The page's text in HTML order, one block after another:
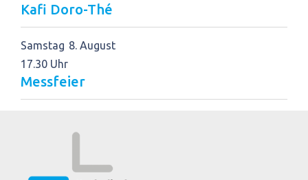
Kafi Doro-Thé
Samstag 8 August
17.30 Uhr
Messfeier